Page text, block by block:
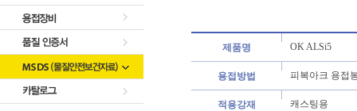
제품명 OK ALSi5
용접방법 피복아크 용접
적용강재 캐스팅용